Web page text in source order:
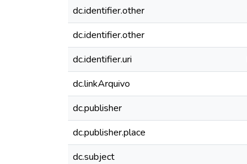
dc.identifier.other
dc.identifier.other
dc.identifier.uri
dc.linkArquivo
dc.publisher
dc.publisher.place
dc.subject